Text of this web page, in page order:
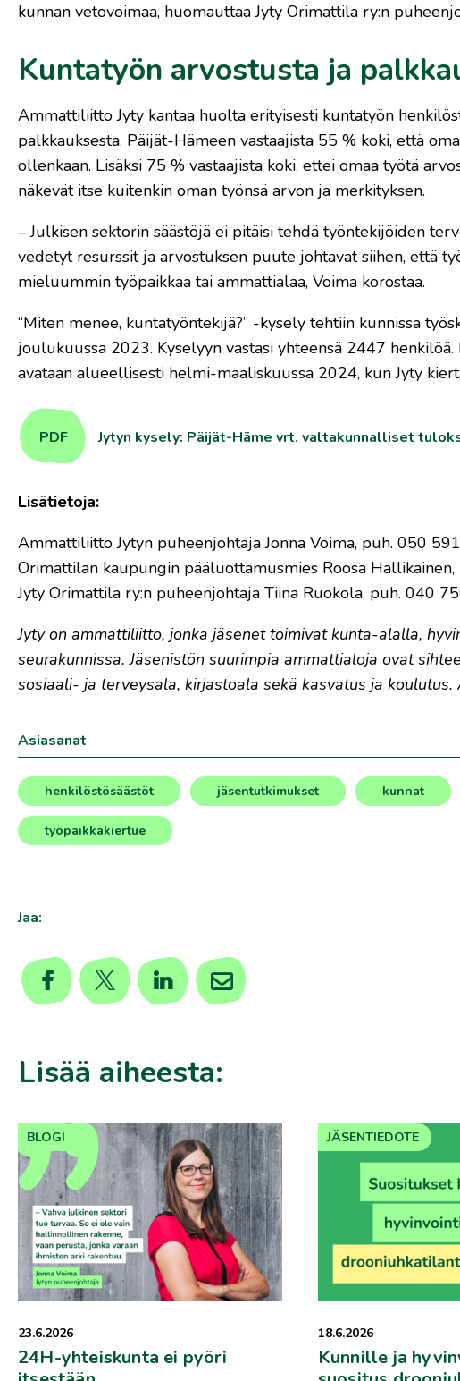
kunnan vetovoimaa, huomauttaa Jyty Orimattila ry:n
Kuntatyön arvostusta ja
Ammattiliitto Jyty kantaa huolta erityisesti kuntatyön
palkkauksesta. Päijät-Hämeen vastaajista 55 % koki, että
ollenkaan. Lisäksi 75 % vastaajista koki, ettei omaa työtä
näkevät itse kuitenkin oman työnsä arvon ja merkityksen.
– Julkisen sektorin säästöjä ei pitäisi tehdä työntekijöiden
vedetyt resurssit ja arvostuksen puute johtavat siihen, että
mieluummin työpaikkaa tai ammattialaa, Voima korostaa.
“Miten menee, kuntatyöntekijä?” -kysely tehtiin kunnissa
joulukuussa 2023. Kyselyyn vastasi yhteensä 2447
avataan alueellisesti helmi-maaliskuussa 2024, kun Jyty
Jytyn kysely: Päijät-Häme vrt. valtakunnalliset
PDF
Lisätietoja:
Ammattiliitto Jytyn puheenjohtaja Jonna Voima, puh. 050
Orimattilan kaupungin pääluottamusmies Roosa
Jyty Orimattila ry:n puheenjohtaja Tiina Ruokola, puh. 040
Jyty on ammattiliitto, jonka jäsenet toimivat kunta-alalla,
seurakunnissa. Jäsenistön suurimpia ammattialoja ovat
sosiaali- ja terveysala, kirjastoala sekä kasvatus ja
Asiasanat
henkilöstösäästöt
,
jäsentutkimukset
,
kunnat
,,,, työpaikkakiertue
Jaa:
Lisää aiheesta:
23.6.2026
24H-yhteiskunta ei pyöri
BLOGI
18.6.2026
Kunnille ja
JÄSENTIEDOTE